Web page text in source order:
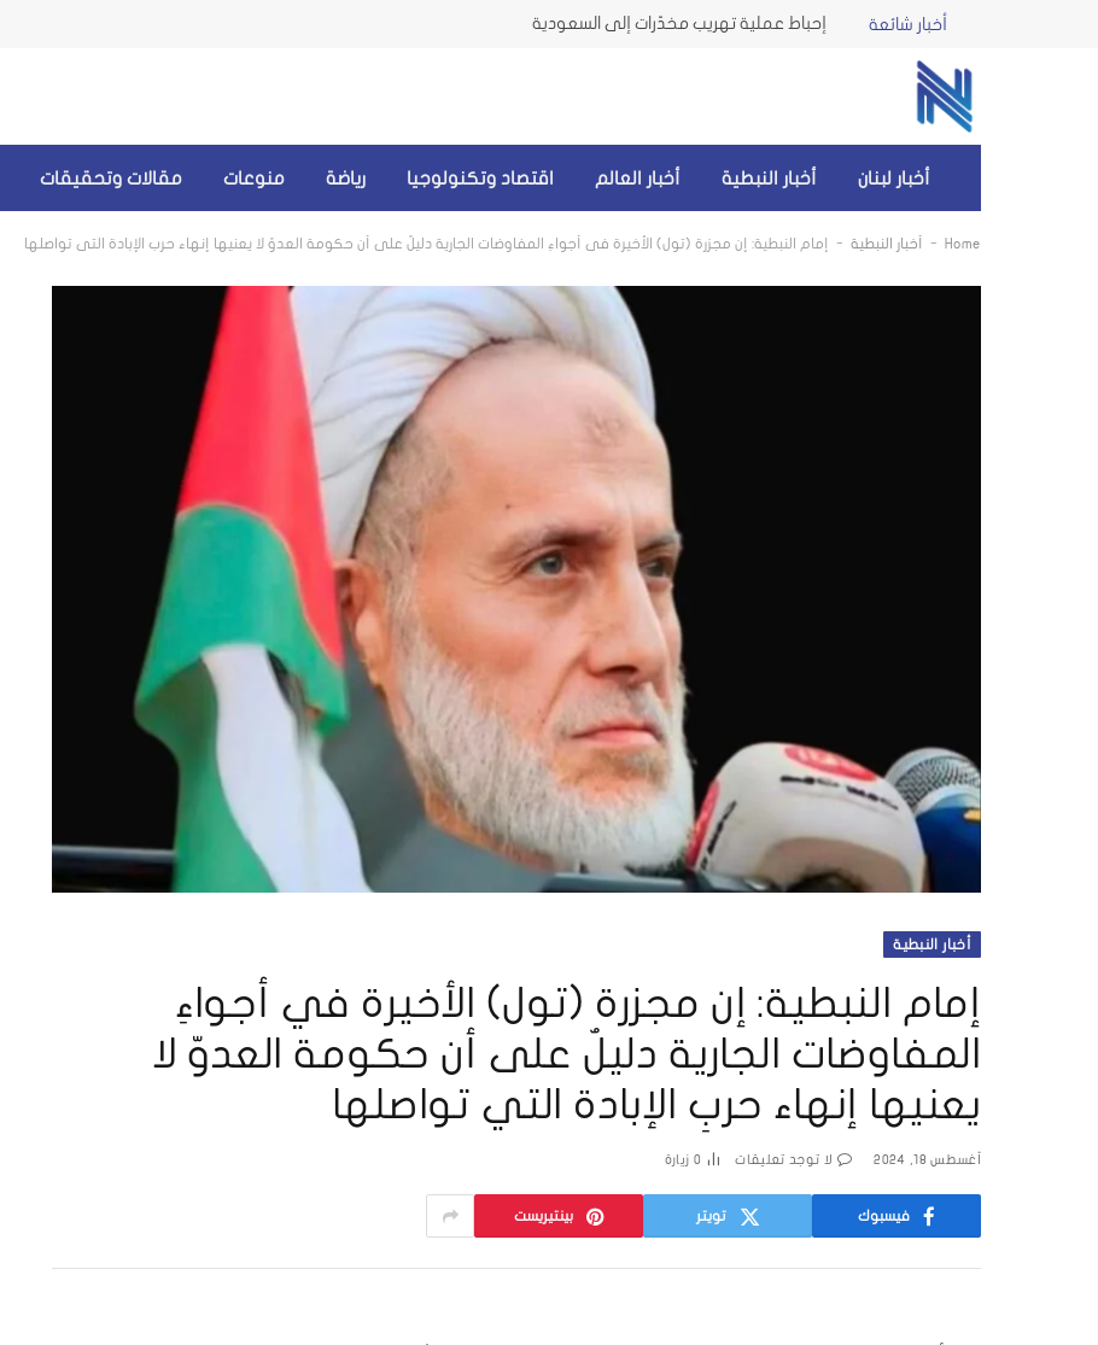
أخبار شائعة إحباط عملية تهريب مخدّرات إلى السعودية
أخبار لبنان أخبار النبطية أخبار العالم اقتصاد وتكنولوجيا رياضة منوعات مقالات وتحقيقات
Home
- أخبار النبطية - إمام النبطية: إن مجزرة (تول) الأخيرة في أجواءِ المفاوضات الجارية دليلٌ على أن حكومة العدوّ لا يعنيها إنهاء حربِ الإبادة التي تواصلها
أخبار النبطية
إمام النبطية: إن مجزرة (تول) الأخيرة في أجواءِ
المفاوضات الجارية دليلٌ على أن حكومة العدوّ لا
يعنيها إنهاء حربِ الإبادة التي تواصلها
أغسطس 18, 2024 لا توجد تعليقات 0 زيارة
فيسبوك تويتر بينتيريست